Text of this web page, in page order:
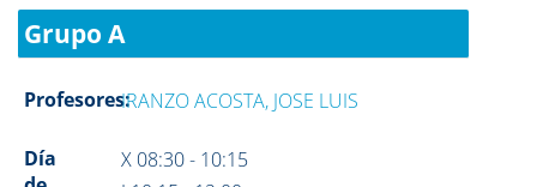
Grupo A
Profesores:IRANZO ACOSTA, JOSE LUIS
Día
X 08:30 - 10:15